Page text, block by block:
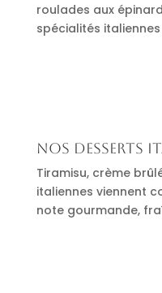
roulades aux
spécialités
Nos desserts
Tiramisu, crème
italiennes viennent
note gourmande,